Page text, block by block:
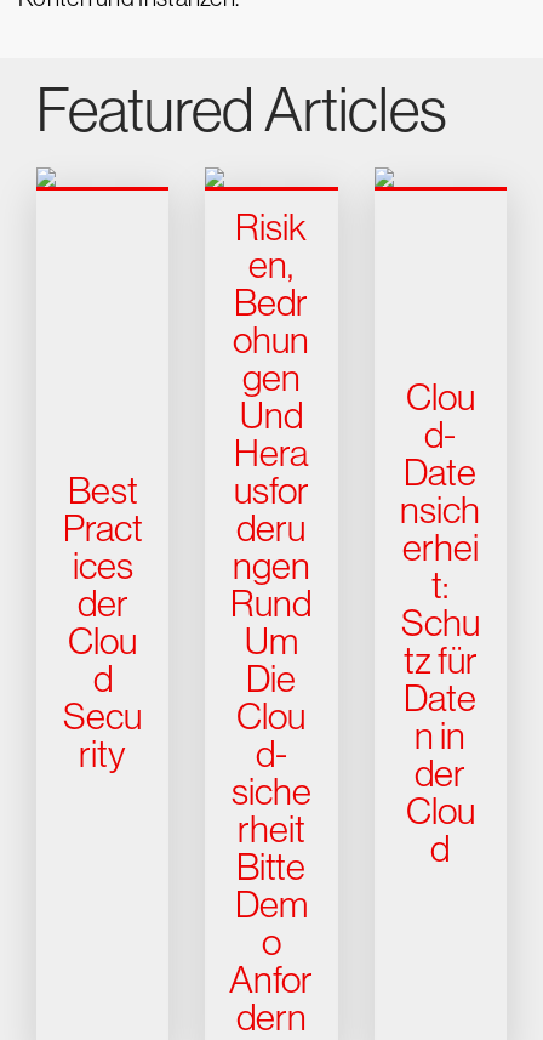
Featured Articles
Best
Pract
ices
der
Clou
d
Secu
rity
Risik
en,
Bedr
ohun
gen
Und
Hera
usfor
deru
ngen
Rund
Um
Die
Clou
d-
siche
rheit
Bitte
Dem
o
Anfor
dern
Clou
d-
Date
nsich
erhei
t:
Schu
tz für
Date
n in
der
Clou
d